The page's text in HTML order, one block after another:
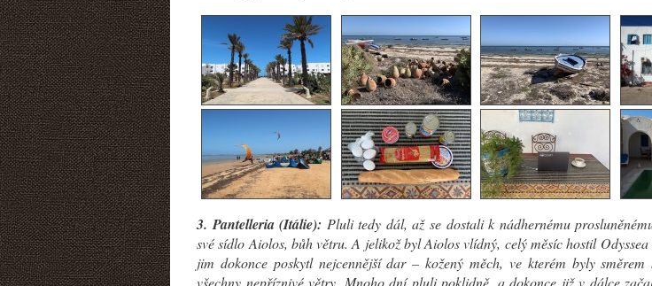
3. Pantelleria (Itálie): Pluli tedy dál, až se dostali k nádhernému
své sídlo Aiolos, bůh větru. A jelikož byl Aiolos vlídný, celý měsíc hostil
jim dokonce poskytl nejcennější dar – kožený měch, ve kterém byly směrem
všechny nepříznivé větry. Mnoho dní pluli poklidně, a dokonce již v dálce